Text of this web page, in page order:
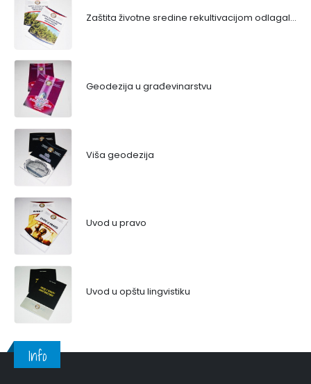
Zaštita životne sredine rekultivacijom odlagališta
Geodezija u građevinarstvu
Viša geodezija
Uvod u pravo
Uvod u opštu lingvistiku
Info